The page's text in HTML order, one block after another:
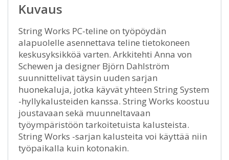
Kuvaus
String Works PC-teline on työpöydän
alapuolelle asennettava teline tietokoneen
keskusyksikköä varten. Arkkitehti Anna von
Schewen ja designer Björn Dahlström
suunnittelivat täysin uuden sarjan
huonekaluja, jotka käyvät yhteen String System
-hyllykalusteiden kanssa. String Works koostuu
joustavaan sekä muunneltavaan
työympäristöön tarkoitetuista kalusteista.
String Works -sarjan kalusteita voi käyttää niin
työpaikalla kuin kotonakin.